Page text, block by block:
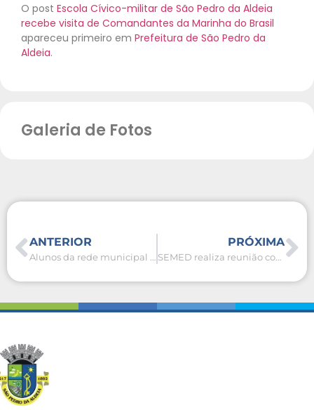
O post Escola Cívico-militar de São Pedro da Aldeia
recebe visita de Comandantes da Marinha do Brasil
apareceu primeiro em Prefeitura de São Pedro da
Aldeia.
Galeria de Fotos
ANTERIOR PRÓXIMA